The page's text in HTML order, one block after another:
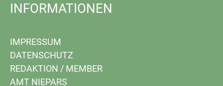
INFORMATIONEN
IMPRESSUM
DATENSCHUTZ
REDAKTION / MEMBER
AMT NIEPARS